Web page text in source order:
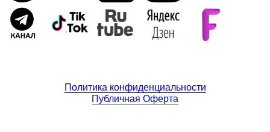
Политика конфиденциальности
Публичная Оферта